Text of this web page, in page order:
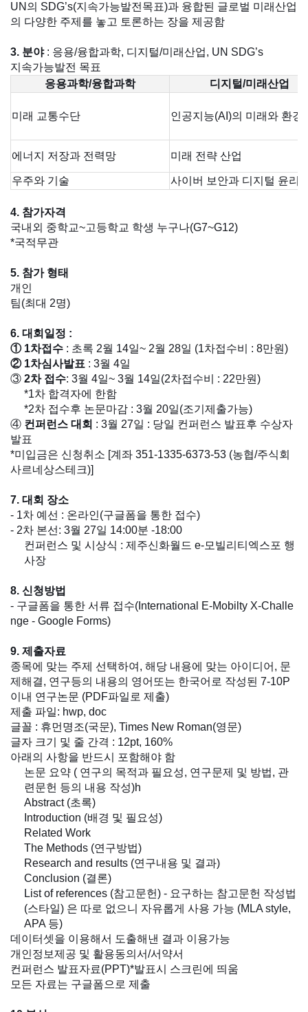
UN의 SDG’s(지속가능발전목표)과 융합된 글로벌 미래산업
의 다양한 주제를 놓고 토론하는 장을 제공함
3. 분야: 응용/융합과학, 디지털/미래산업, UN SDG’s
지속가능발전 목표
응용과학/융합과학
디지털/미래산업
미래 교통수단 인공지능(AI)의 미래와 환경
에너지 저장과 전력망 미래 전략 산업
우주와 기술 사이버 보안과 디지털 윤리
4. 참가자격
국내외 중학교~고등학교 학생 누구나(G7~G12)
*국적무관
5. 참가 형태
개인
팀(최대 2명)
6. 대회일정 :
① 1차접수 : 초록 2월 14일~ 2월 28일 (1차접수비 : 8만원)
② 1차심사발표 : 3월 4일
③ 2차 접수: 3월 4일~ 3월 14일(2차접수비 : 22만원)
*1차 합격자에 한함
*2차 접수후 논문마감 : 3월 20일(조기제출가능)
④ 컨퍼런스 대회 : 3월 27일 : 당일 컨퍼런스 발표후 수상자
발표
*미입금은 신청취소 [계좌 351-1335-6373-53 (농협/주식회
사르네상스테크)]
7. 대회 장소
- 1차 예선 : 온라인(구글폼을 통한 접수)
- 2차 본선: 3월 27일 14:00분 -18:00
컨퍼런스 및 시상식 : 제주신화월드 e-모빌리티엑스포 행
사장
8. 신청방법
- 구글폼을 통한 서류 접수(International E-Mobilty X-Challe
nge - Google Forms)
9. 제출자료
종목에 맞는 주제 선택하여, 해당 내용에 맞는 아이디어, 문
제해결, 연구등의 내용의 영어또는 한국어로 작성된 7-10P
이내 연구논문 (PDF파일로 제출)
제출 파일: hwp, doc
글꼴 : 휴먼명조(국문), Times New Roman(영문)
글자 크기 및 줄 간격 : 12pt, 160%
아래의 사항을 반드시 포함해야 함
논문 요약 ( 연구의 목적과 필요성, 연구문제 및 방법, 관
련문헌 등의 내용 작성)h
Abstract (초록)
Introduction (배경 및 필요성)
Related Work
The Methods (연구방법)
Research and results (연구내용 및 결과)
Conclusion (결론)
List of references (참고문헌) - 요구하는 참고문헌 작성법
(스타일) 은 따로 없으니 자유롭게 사용 가능 (MLA style,
APA 등)
데이터셋을 이용해서 도출해낸 결과 이용가능
개인정보제공 및 활용동의서/서약서
컨퍼런스 발표자료(PPT)*발표시 스크린에 띄움
모든 자료는 구글폼으로 제출